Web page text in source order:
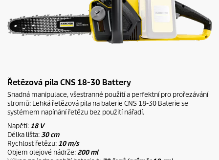
Řetězová pila CNS 18-30 Battery
Snadná manipulace, všestranné použití a perfektní pro prořezávání
stromů: Lehká řetězová pila na baterie CNS 18-30 Baterie se
systémem napínání řetězu bez použití nářadí.
Napětí: 18 V
Délka lišta: 30 cm
Rychlost řetězu: 10 m/s
Objem olejové nádrže: 200 ml